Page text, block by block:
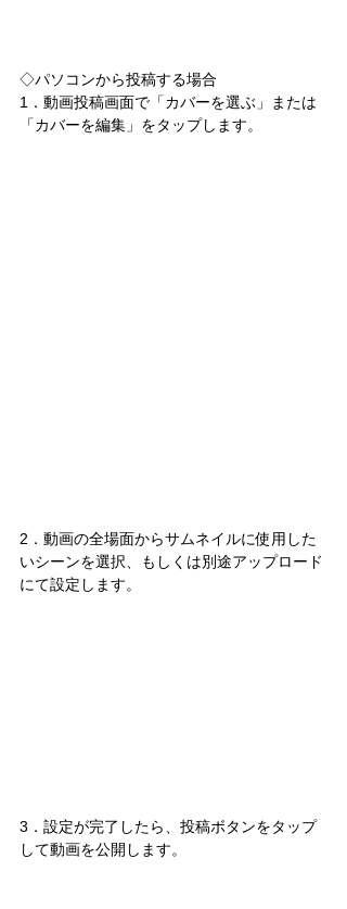
◇パソコンから投稿する場合
1．動画投稿画面で「カバーを選ぶ」または
「カバーを編集」をタップします。
2．動画の全場面からサムネイルに使用した
いシーンを選択、もしくは別途アップロード
にて設定します。
3．設定が完了したら、投稿ボタンをタップ
して動画を公開します。